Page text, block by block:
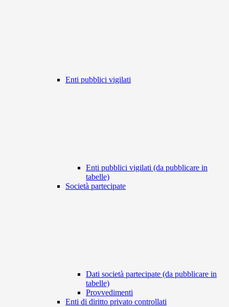
Enti pubblici vigilati
Enti pubblici vigilati (da pubblicare in
tabelle)
Società partecipate
Dati società partecipate (da pubblicare in
tabelle)
Provvedimenti
Enti di diritto privato controllati